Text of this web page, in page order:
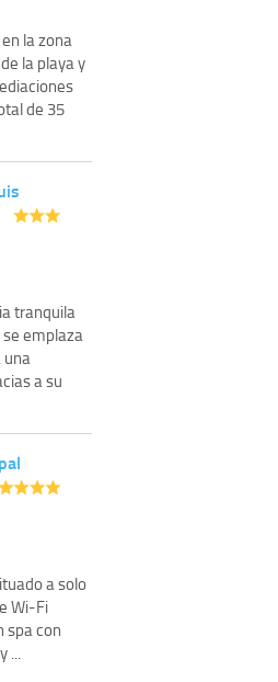
la zona
la playa y
de 35
tranquila
emplaza
una
a su
a solo
Wi-Fi
spa con